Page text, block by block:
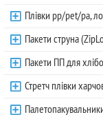
Плівки pp/pet/pa,
Пакети струна
Пакети ПП для
Стретч плівки